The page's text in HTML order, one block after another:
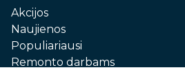
Akcijos
Naujienos
Populiariausi
Remonto darbams